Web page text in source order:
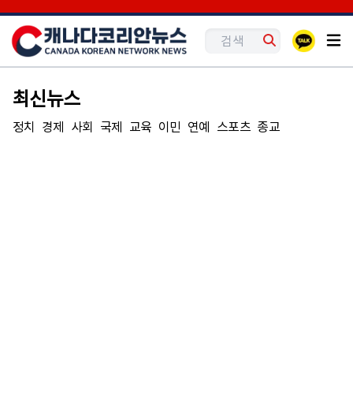
최신뉴스
정치 경제 사회 국제 교육 이민 연예 스포츠 종교